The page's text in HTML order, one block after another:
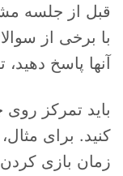
قبل از جلسه
با برخی از
آنها پاسخ دهید،
باید تمرکز
کنید. برای
زمان بازی کردن